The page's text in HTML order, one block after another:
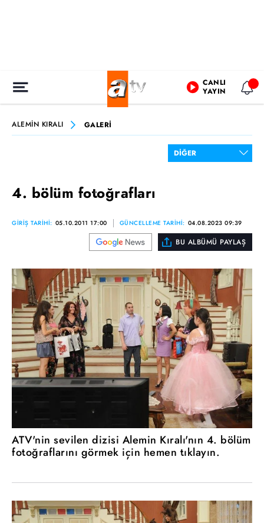
CANLI
YAYIN
ALEMİN KIRALI GALERİ
4. bölüm fotoğrafları
GİRİŞ TARİHİ: 05.10.2011 17:00 GÜNCELLEME TARİHİ: 04.08.2023 09:39
BU ALBÜMÜ PAYLAŞ
ATV'nin sevilen dizisi Alemin Kıralı'nın 4. bölüm
fotoğraflarını görmek için hemen tıklayın.